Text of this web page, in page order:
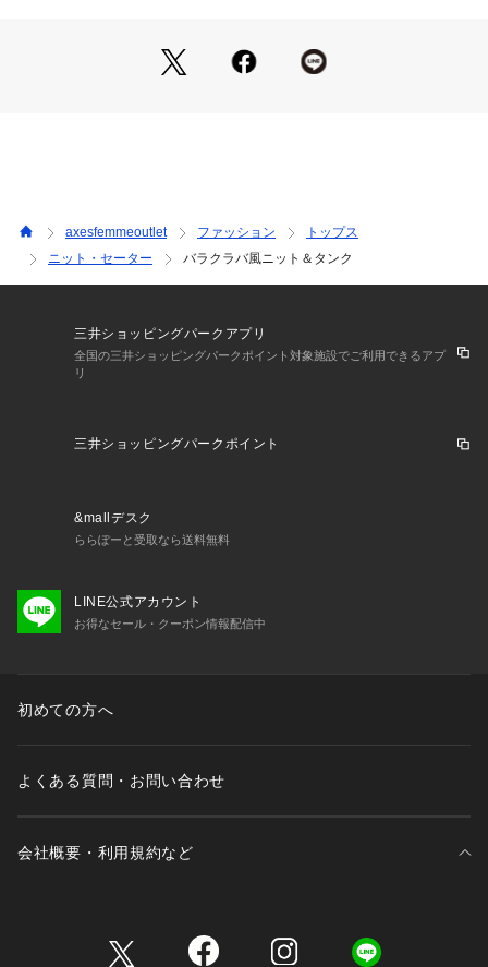
axesfemmeoutlet ファッション
トップス
ニット・セーター
バラクラバ風ニット＆タンク
三井ショッピングパークアプリ
全国の三井ショッピングパークポイント対象施設でご利用できるアプ
リ
三井ショッピングパークポイント
&mallデスク
ららぽーと受取なら送料無料
LINE公式アカウント
お得なセール・クーポン情報配信中
初めての方へ
よくある質問・お問い合わせ
会社概要・利用規約など